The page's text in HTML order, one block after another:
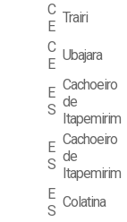
C
E
Trairi
C
E
Ubajara
E
S
Cachoeiro
de
Itapemirim
E
S
Cachoeiro
de
Itapemirim
E
S
Colatina